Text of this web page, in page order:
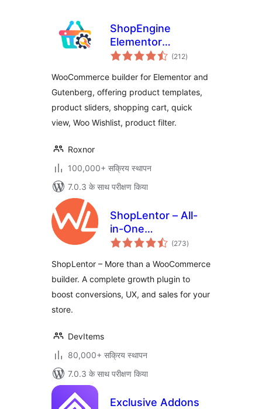
ShopEngine
Elementor
WooCommerce
in One
WooCommerce
Solution
(212कुल
दर)
WooCommerce builder for Elementor and
Gutenberg, offering product templates,
product sliders, shopping cart, quick
view, Woo Wishlist, product filter.
Roxnor
100,000+ सक्रिय स्थापन
7.0.3 के साथ परीक्षण किया
ShopLentor – All-
in-One
WooCommerce
Enhancement
Plugin
(273कुल
दर)
ShopLentor – More than a WooCommerce
builder. A complete growth plugin to
boost conversions, UX, and sales for your
store.
DevItems
80,000+ सक्रिय स्थापन
7.0.3 के साथ परीक्षण किया
Exclusive Addons